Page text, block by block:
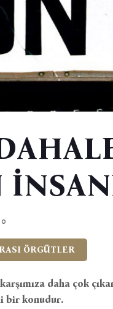
0
ÖRGÜTLER
daha çok
bir konudur.